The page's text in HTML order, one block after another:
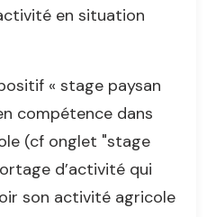
en situation
« stage paysan
compétence dans
(cf onglet "stage
d’activité qui
son activité agricole